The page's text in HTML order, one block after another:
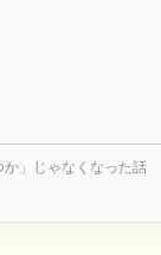
」じゃなくなった話